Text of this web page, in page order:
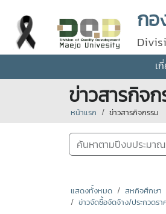
ก
เ
ข่าวสารกิจ
หน้าแรก ข่าวสารกิจกรรม
ค้นหาตามปีงบประมาณ
แสดงทั้งหมด สหกิจศึกษา
ข่าวจัดซื้อจัดจ้าง/ประกวดรา